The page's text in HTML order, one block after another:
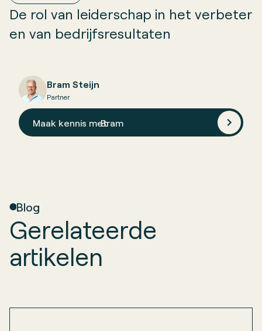
De rol van leiderschap in het verbeter
en van bedrijfsresultaten
Bram Steijn
Partner
Maak kennis metBram
Blog
Gerelateerde
artikelen